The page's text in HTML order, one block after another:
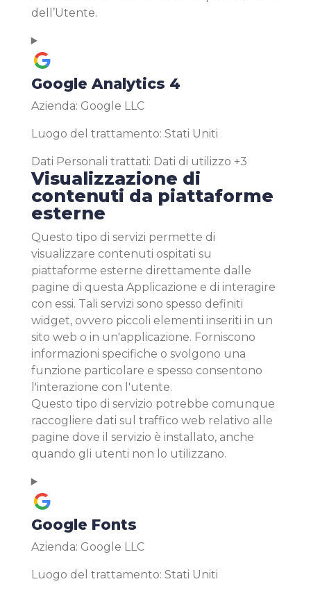
dell’Utente.
Google Analytics 4
Azienda: Google LLC
Luogo del trattamento: Stati Uniti
Dati Personali trattati: Dati di utilizzo +3
Visualizzazione di
contenuti da piattaforme
esterne
Questo tipo di servizi permette di
visualizzare contenuti ospitati su
piattaforme esterne direttamente dalle
pagine di questa Applicazione e di interagire
con essi. Tali servizi sono spesso definiti
widget, ovvero piccoli elementi inseriti in un
sito web o in un'applicazione. Forniscono
informazioni specifiche o svolgono una
funzione particolare e spesso consentono
l'interazione con l'utente.
Questo tipo di servizio potrebbe comunque
raccogliere dati sul traffico web relativo alle
pagine dove il servizio è installato, anche
quando gli utenti non lo utilizzano.
Google Fonts
Azienda: Google LLC
Luogo del trattamento: Stati Uniti